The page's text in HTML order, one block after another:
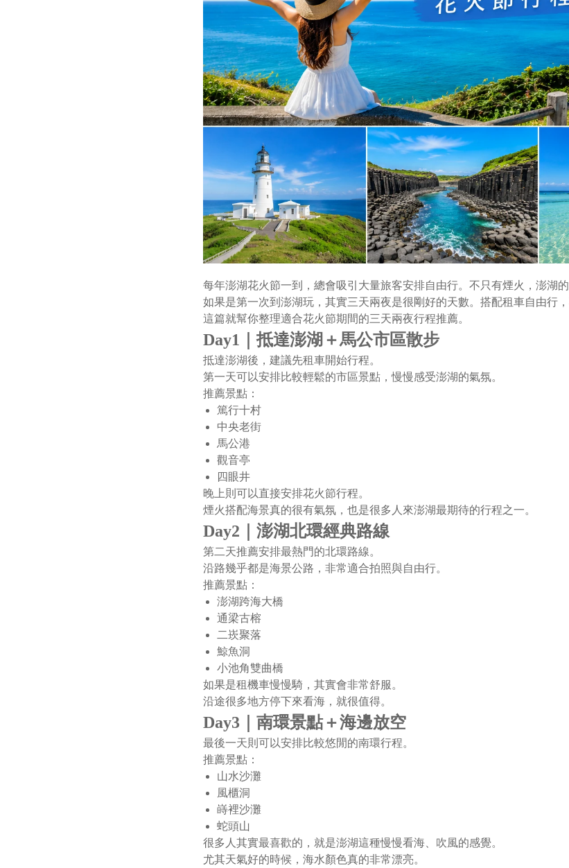
每年澎湖花火節一到，總會吸引大量旅客安排自由行。不只有煙火，澎湖
如果是第一次到澎湖玩，其實三天兩夜是很剛好的天數。搭配租車自由行
這篇就幫你整理適合花火節期間的三天兩夜行程推薦。
Day1｜抵達澎湖＋馬公市區散步
抵達澎湖後，建議先租車開始行程。
第一天可以安排比較輕鬆的市區景點，慢慢感受澎湖的氣氛。
推薦景點：
篤行十村
中央老街
馬公港
觀音亭
四眼井
晚上則可以直接安排花火節行程。
煙火搭配海景真的很有氣氛，也是很多人來澎湖最期待的行程之一。
Day2｜澎湖北環經典路線
第二天推薦安排最熱門的北環路線。
沿路幾乎都是海景公路，非常適合拍照與自由行。
推薦景點：
澎湖跨海大橋
通梁古榕
二崁聚落
鯨魚洞
小池角雙曲橋
如果是租機車慢慢騎，其實會非常舒服。
沿途很多地方停下來看海，就很值得。
Day3｜南環景點＋海邊放空
最後一天則可以安排比較悠閒的南環行程。
推薦景點：
山水沙灘
風櫃洞
嵵裡沙灘
蛇頭山
很多人其實最喜歡的，就是澎湖這種慢慢看海、吹風的感覺。
尤其天氣好的時候，海水顏色真的非常漂亮。